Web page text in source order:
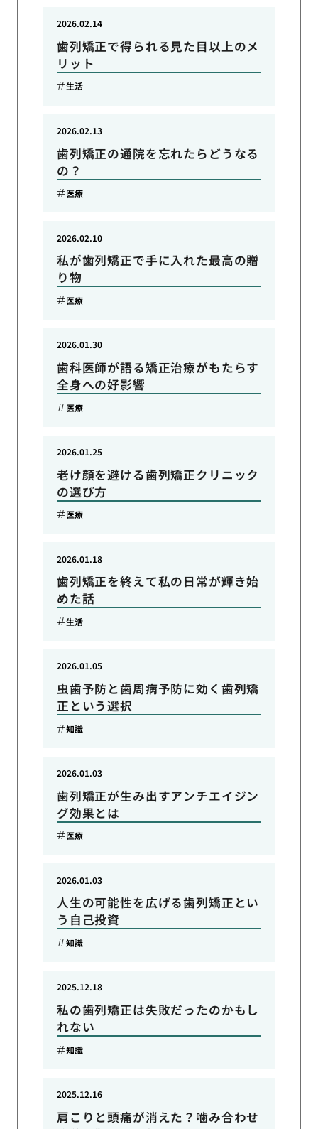
歯列矯正で得られる見た目以上のメ
リット
2026.02.14
生活
歯列矯正の通院を忘れたらどうなる
の？
2026.02.13
医療
私が歯列矯正で手に入れた最高の贈
り物
2026.02.10
医療
歯科医師が語る矯正治療がもたらす
全身への好影響
2026.01.30
医療
老け顔を避ける歯列矯正クリニック
の選び方
2026.01.25
医療
歯列矯正を終えて私の日常が輝き始
めた話
2026.01.18
生活
虫歯予防と歯周病予防に効く歯列矯
正という選択
2026.01.05
知識
歯列矯正が生み出すアンチエイジン
グ効果とは
2026.01.03
医療
人生の可能性を広げる歯列矯正とい
う自己投資
2026.01.03
知識
私の歯列矯正は失敗だったのかもし
れない
2025.12.18
知識
肩こりと頭痛が消えた？噛み合わせ
2025.12.16